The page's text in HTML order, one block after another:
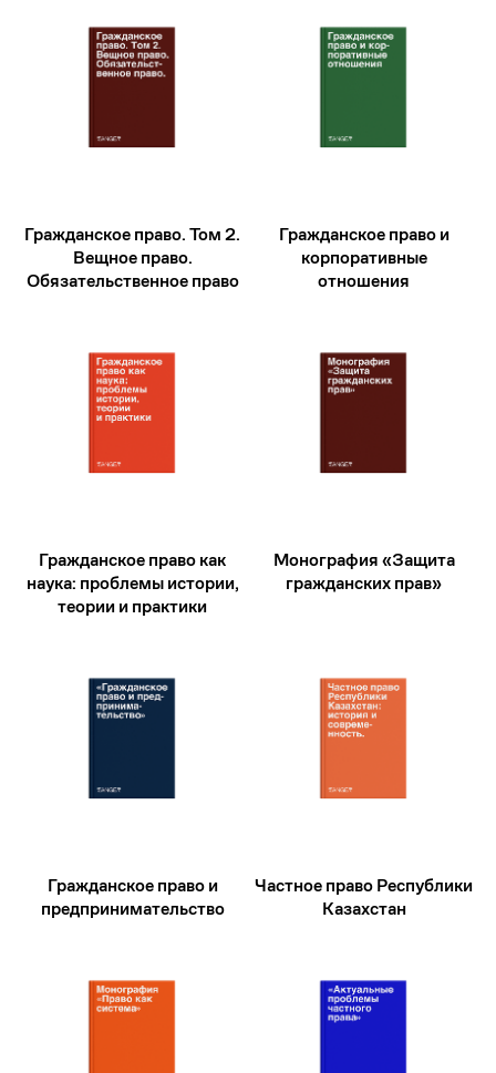
Гражданское право. Том 2.
Вещное право.
Обязательственное право
Гражданское право и
корпоративные
отношения
Гражданское право как
наука: проблемы истории,
теории и практики
Монография «Защита
гражданских прав»
Гражданское право и
предпринимательство
Частное право Республики
Казахстан
При непосредственной
поддержке компании ZANGER
в Казахстане была реализована
«Классика казахстанской
цивилистики». Плодотворное